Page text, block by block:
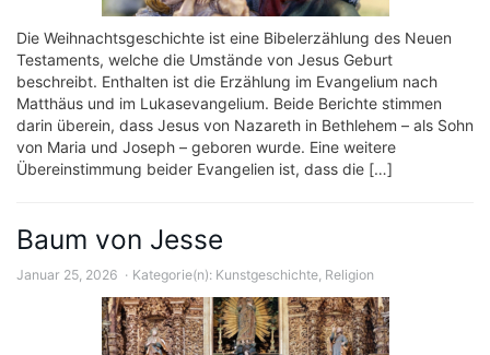
Die Weihnachtsgeschichte ist eine Bibelerzählung des Neuen
Testaments, welche die Umstände von Jesus Geburt
beschreibt. Enthalten ist die Erzählung im Evangelium nach
Matthäus und im Lukasevangelium. Beide Berichte stimmen
darin überein, dass Jesus von Nazareth in Bethlehem – als Sohn
von Maria und Joseph – geboren wurde. Eine weitere
Übereinstimmung beider Evangelien ist, dass die […]
Baum von Jesse
Januar 25, 2026 Kategorie(n): Kunstgeschichte, Religion